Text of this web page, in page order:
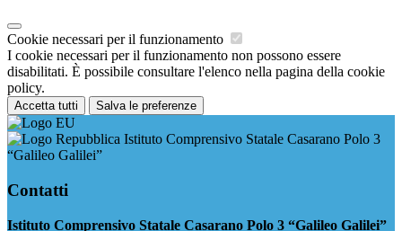
Cookie necessari per il funzionamento
I cookie necessari per il funzionamento non possono essere
disabilitati. È possibile consultare l'elenco nella pagina della cookie
policy.
Accetta tutti Salva le preferenze
Istituto Comprensivo Statale Casarano Polo 3
“Galileo Galilei”
Contatti
Istituto Comprensivo Statale Casarano Polo 3 “Galileo Galilei”